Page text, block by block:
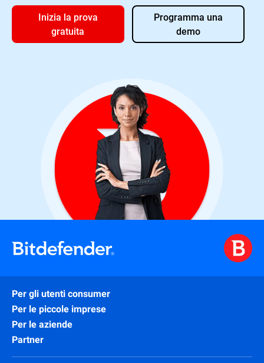
Inizia la prova
gratuita
Programma una
demo
Per gli utenti consumer
Per le piccole imprese
Per le aziende
Partner